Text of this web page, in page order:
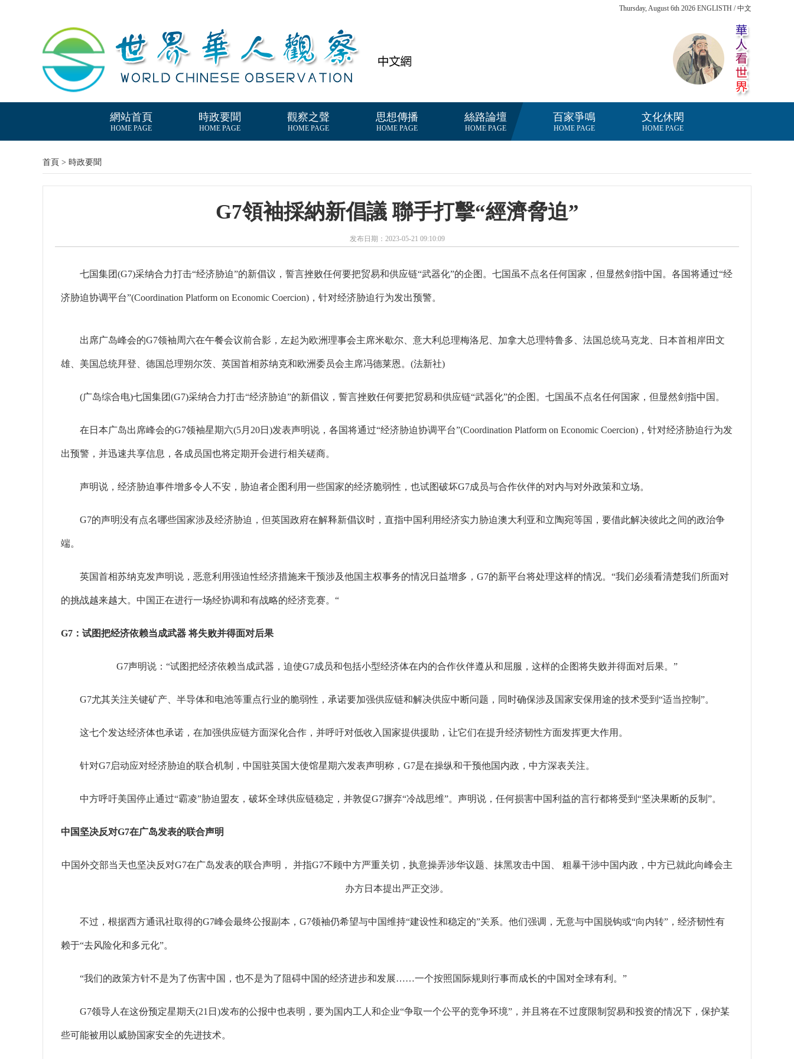
Thursday, August 6th 2026 ENGLISTH / 中文
網站首頁
HOME PAGE
時政要聞
HOME PAGE
觀察之聲
HOME PAGE
思想傳播
HOME PAGE
絲路論壇
HOME PAGE
百家爭鳴
HOME PAGE
文化休閑
HOME PAGE
首頁 > 時政要聞
G7領袖採納新倡議 聯手打擊“經濟脅迫”
发布日期：2023-05-21 09:10:09
七国集团(G7)采纳合力打击“经济胁迫”的新倡议，誓言挫败任何要把贸易和供应链“武器化”的企图。七国虽不点名任何国家，但显然剑指中国。各国将通过“经
济胁迫协调平台”(Coordination Platform on Economic Coercion)，针对经济胁迫行为发出预警。
出席广岛峰会的G7领袖周六在午餐会议前合影，左起为欧洲理事会主席米歇尔、意大利总理梅洛尼、加拿大总理特鲁多、法国总统马克龙、日本首相岸田文
雄、美国总统拜登、德国总理朔尔茨、英国首相苏纳克和欧洲委员会主席冯德莱恩。(法新社)
(广岛综合电)七国集团(G7)采纳合力打击“经济胁迫”的新倡议，誓言挫败任何要把贸易和供应链“武器化”的企图。七国虽不点名任何国家，但显然剑指中国。
在日本广岛出席峰会的G7领袖星期六(5月20日)发表声明说，各国将通过“经济胁迫协调平台”(Coordination Platform on Economic Coercion)，针对经济胁迫行为发
出预警，并迅速共享信息，各成员国也将定期开会进行相关磋商。
声明说，经济胁迫事件增多令人不安，胁迫者企图利用一些国家的经济脆弱性，也试图破坏G7成员与合作伙伴的对内与对外政策和立场。
G7的声明没有点名哪些国家涉及经济胁迫，但英国政府在解释新倡议时，直指中国利用经济实力胁迫澳大利亚和立陶宛等国，要借此解决彼此之间的政治争
端。
英国首相苏纳克发声明说，恶意利用强迫性经济措施来干预涉及他国主权事务的情况日益增多，G7的新平台将处理这样的情况。“我们必须看清楚我们所面对
的挑战越来越大。中国正在进行一场经协调和有战略的经济竞赛。“
G7：试图把经济依赖当成武器 将失败并得面对后果
G7声明说：“试图把经济依赖当成武器，迫使G7成员和包括小型经济体在内的合作伙伴遵从和屈服，这样的企图将失败并得面对后果。”
G7尤其关注关键矿产、半导体和电池等重点行业的脆弱性，承诺要加强供应链和解决供应中断问题，同时确保涉及国家安保用途的技术受到“适当控制”。
这七个发达经济体也承诺，在加强供应链方面深化合作，并呼吁对低收入国家提供援助，让它们在提升经济韧性方面发挥更大作用。
针对G7启动应对经济胁迫的联合机制，中国驻英国大使馆星期六发表声明称，G7是在操纵和干预他国内政，中方深表关注。
中方呼吁美国停止通过“霸凌”胁迫盟友，破坏全球供应链稳定，并敦促G7摒弃“冷战思维”。声明说，任何损害中国利益的言行都将受到“坚决果断的反制”。
中国坚决反对G7在广岛发表的联合声明
中国外交部当天也坚决反对G7在广岛发表的联合声明， 并指G7不顾中方严重关切，执意操弄涉华议题、抹黑攻击中国、 粗暴干涉中国内政，中方已就此向峰会主
办方日本提出严正交涉。
不过，根据西方通讯社取得的G7峰会最终公报副本，G7领袖仍希望与中国维持“建设性和稳定的”关系。他们强调，无意与中国脱钩或“向内转”，经济韧性有
赖于“去风险化和多元化”。
“我们的政策方针不是为了伤害中国，也不是为了阻碍中国的经济进步和发展……一个按照国际规则行事而成长的中国对全球有利。”
G7领导人在这份预定星期天(21日)发布的公报中也表明，要为国内工人和企业“争取一个公平的竞争环境”，并且将在不过度限制贸易和投资的情况下，保护某
些可能被用以威胁国家安全的先进技术。